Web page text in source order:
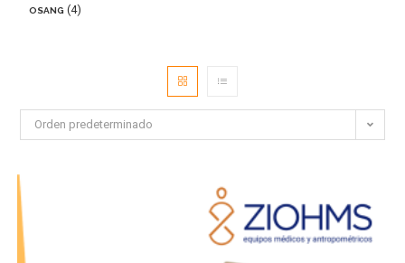
OSANG 4
Orden predeterminado